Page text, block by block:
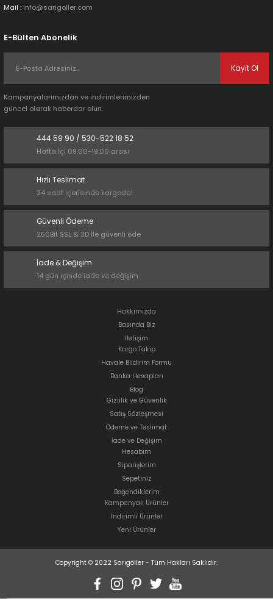
Mail : info@sarigoller.com
E-Bülten Abonelik
Kayıt Ol
Kampanyalarımızdan ve indirimlerimizden
güncel olarak haberdar olun.
444 59 90 / 530-522 18 52
Hafta İçi 09.00-19:00 arası
Hızlı Teslimat
24 saat içerisinde kargoda!
Güvenli Ödeme
256Bit SSL & 3D İle güvenli öde
İade & Değişim
14 gün içinde iade ve değişim
Hakkımızda
Basında Biz
İletişim
Kargo Takip
Havale Bildirim Formu
Banka Hesapları
Blog
Gizlilik ve Güvenlik
Satış Sözleşmesi
Ödeme ve Teslimat
İade ve Değişim
Hesabım
Siparişlerim
Sepetiniz
Beğendiklerim
Kampanyalı Ürünler
İndirimli Ürünler
Yeni Ürünler
Copyright © 2022 Sarıgöller - Tüm Hakları Saklıdır.